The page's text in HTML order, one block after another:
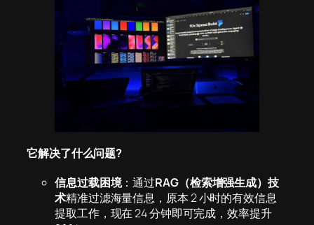
它解决了什么问题?
信息过载困境：通过RAG（检索增强生成）技
术精准过滤海量信息，原本 2 小时的有效信息
提取工作，现在 24 分钟即可完成，效率提升